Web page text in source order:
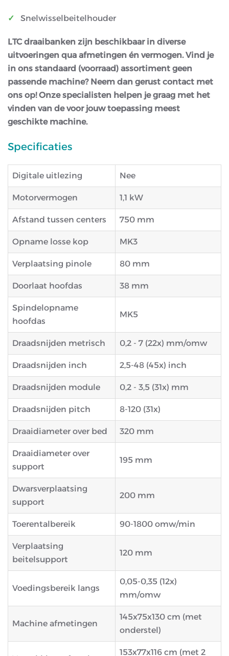
Snelwisselbeitelhouder
LTC draaibanken zijn beschikbaar in diverse
uitvoeringen qua afmetingen én vermogen. Vind je
in ons standaard (voorraad) assortiment geen
passende machine? Neem dan gerust contact met
ons op! Onze specialisten helpen je graag met het
vinden van de voor jouw toepassing meest
geschikte machine.
Specificaties
Digitale uitlezing Nee
Motorvermogen 1,1 kW
Afstand tussen centers 750 mm
Opname losse kop MK3
Verplaatsing pinole 80 mm
Doorlaat hoofdas 38 mm
Spindelopname
hoofdas
MK5
Draadsnijden metrisch 0,2 - 7 (22x) mm/omw
Draadsnijden inch 2,5-48 (45x) inch
Draadsnijden module 0,2 - 3,5 (31x) mm
Draadsnijden pitch 8-120 (31x)
Draaidiameter over bed 320 mm
Draaidiameter over
support
195 mm
Dwarsverplaatsing
support
200 mm
Toerentalbereik 90-1800 omw/min
Verplaatsing
beitelsupport
120 mm
Voedingsbereik langs
0,05-0,35 (12x)
mm/omw
Machine afmetingen
145x75x130 cm (met
onderstel)
153x77x116 cm (met 2